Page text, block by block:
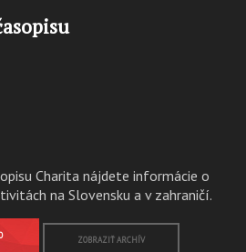
Charita nájdete informácie o
na Slovensku a v zahraničí.
ZOBRAZIŤ ARCHÍV